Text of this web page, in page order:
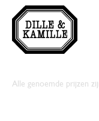
Alle genoemde prijzen